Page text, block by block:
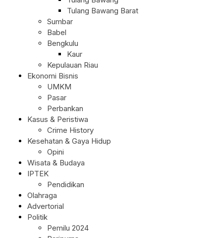
Tulang Bawang Barat
Sumbar
Babel
Bengkulu
Kaur
Kepulauan Riau
Ekonomi Bisnis
UMKM
Pasar
Perbankan
Kasus & Peristiwa
Crime History
Kesehatan & Gaya Hidup
Opini
Wisata & Budaya
IPTEK
Pendidikan
Olahraga
Advertorial
Politik
Pemilu 2024